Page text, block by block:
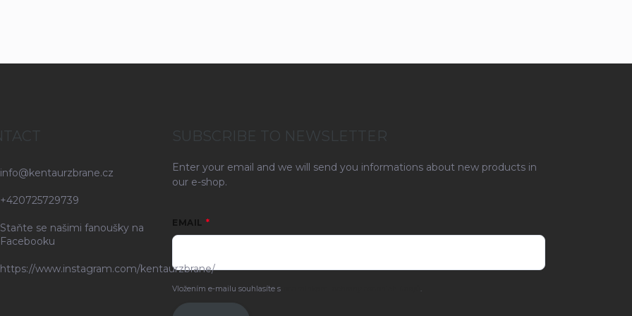
info@kentaurzbrane.cz
+420725729739
Staňte se našimi fanoušky na
Facebooku
https://www.instagram.com/kentaurzbrane/
SUBSCRIBE TO NEWSLETTER
Enter your email and we will send you informations about new products in
our e-shop.
EMAIL
Vložením e-mailu souhlasíte s .